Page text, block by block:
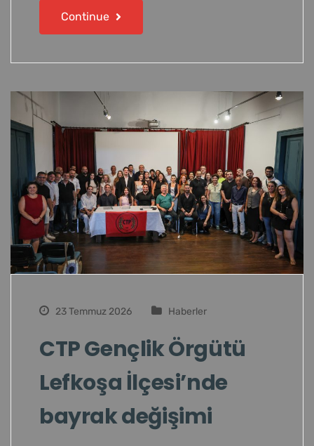
Continue
23 Temmuz 2026 Haberler
CTP Gençlik Örgütü
Lefkoşa İlçesi’nde
bayrak değişimi